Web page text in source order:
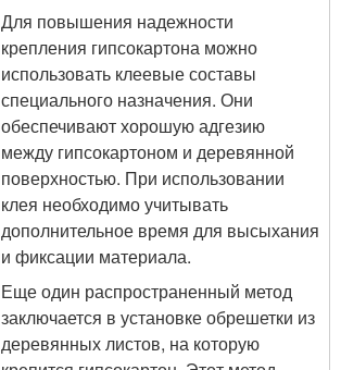
Для повышения надежности
крепления гипсокартона можно
использовать клеевые составы
специального назначения. Они
обеспечивают хорошую адгезию
между гипсокартоном и деревянной
поверхностью. При использовании
клея необходимо учитывать
дополнительное время для высыхания
и фиксации материала.
Еще один распространенный метод
заключается в установке обрешетки из
деревянных листов, на которую